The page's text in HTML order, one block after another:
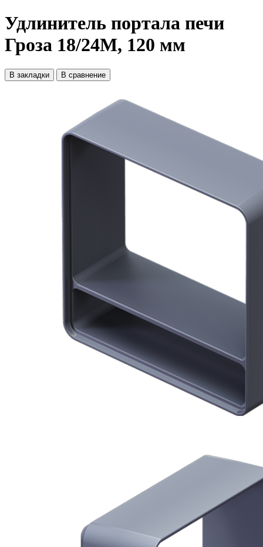
Удлинитель портала печи
Гроза 18/24М, 120 мм
В закладки В сравнение